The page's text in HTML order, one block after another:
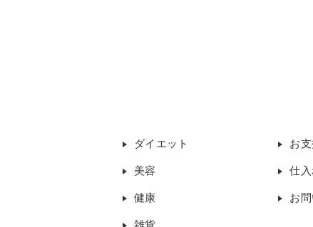
ダイエット
美容
健康
雑貨
お
仕
お